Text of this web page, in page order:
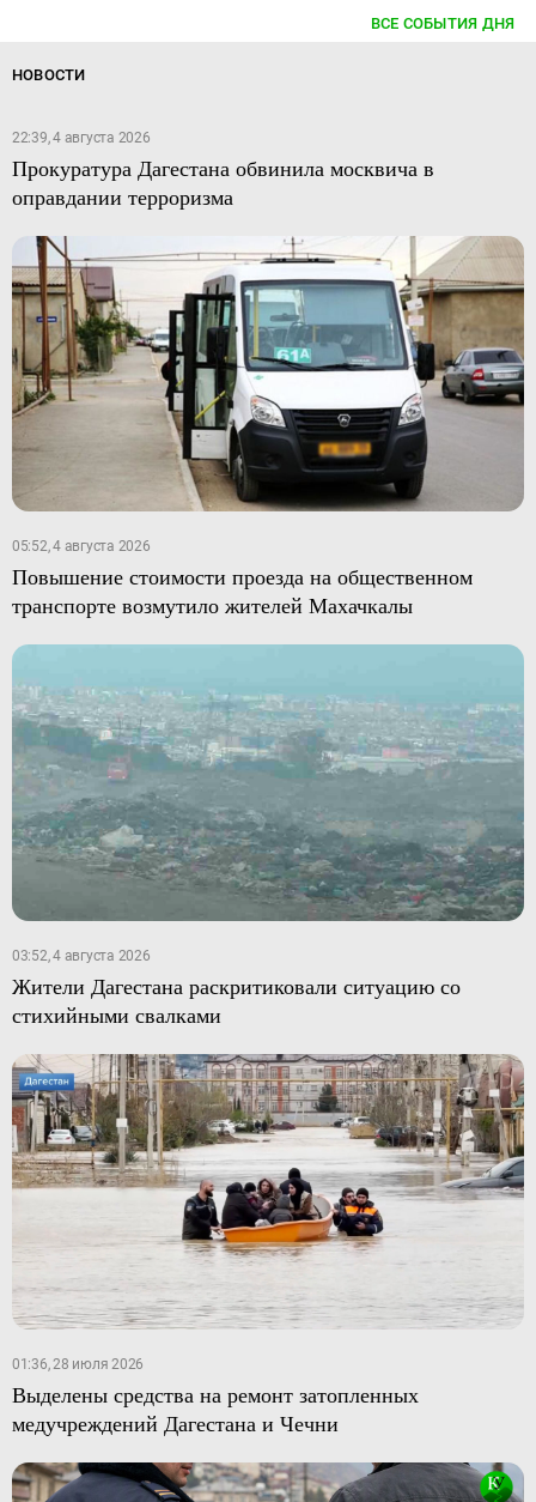
ВСЕ СОБЫТИЯ ДНЯ
НОВОСТИ
22:39, 4 августа 2026
Прокуратура Дагестана обвинила москвича в
оправдании терроризма
05:52, 4 августа 2026
Повышение стоимости проезда на общественном
транспорте возмутило жителей Махачкалы
03:52, 4 августа 2026
Жители Дагестана раскритиковали ситуацию со
стихийными свалками
01:36, 28 июля 2026
Выделены средства на ремонт затопленных
медучреждений Дагестана и Чечни